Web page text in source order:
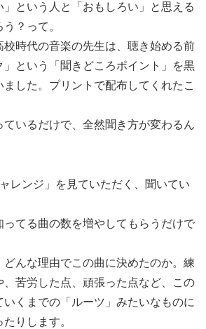
という人と「おもしろい」と思える
？って。
校時代の音楽の先生は、聴き始める前
」という「聞きどころポイント」を黒
した。プリントで配布してくれたこ
ているだけで、全然聞き方が変わるん
レンジ」を見ていただく、聞いてい
ってる曲の数を増やしてもらうだけで
どんな理由でこの曲に決めたのか。練
、苦労した点、頑張った点など、この
くまでの「ルーツ」みたいなものに
りします。